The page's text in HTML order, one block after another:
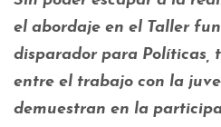
el abordaje en el Taller
disparador para Políticas,
entre el trabajo con la
demuestran en la